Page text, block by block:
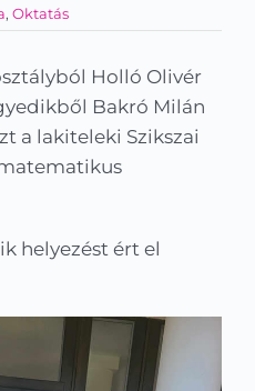
, Oktatás
Holló Olivér
Bakró Milán
a lakiteleki Szikszai
helyezést ért el